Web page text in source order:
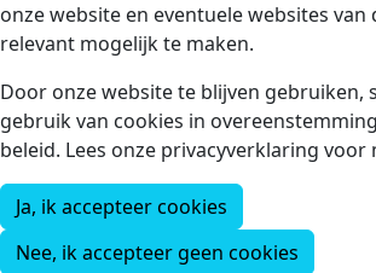
onze website en eventuele websites van
relevant mogelijk te maken.
Door onze website te blijven gebruiken,
gebruik van cookies in
beleid. Lees onze privacyverklaring
Ja, ik accepteer cookies
Nee, ik accepteer geen cookies